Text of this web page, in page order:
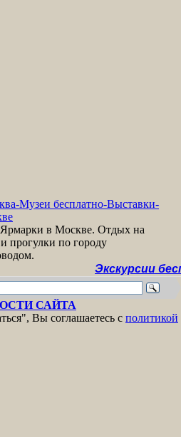
Музеи бесплатно-Выставки-
в Москве. Отдых на
по городу
Экскурсии бесплатно
САЙТА
Вы соглашаетесь с политикой